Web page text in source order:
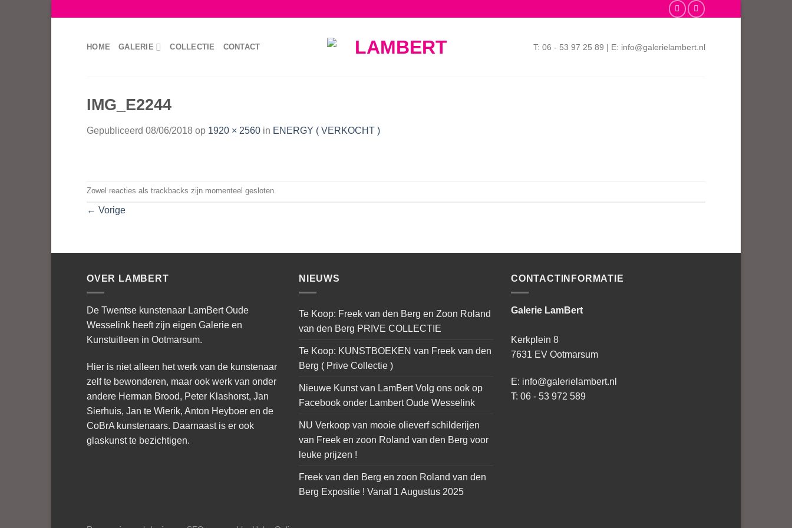
HOME GALERIE COLLECTIE CONTACT T: 06 - 53 97 25 89 | E: info@galerielambert.nl
IMG_E2244
Gepubliceerd 08/06/2018 op 1920 × 2560 in ENERGY ( VERKOCHT )
Zowel reacties als trackbacks zijn momenteel gesloten.
← Vorige
OVER LAMBERT
De Twentse kunstenaar LamBert Oude
Wesselink heeft zijn eigen Galerie en
Kunstuitleen in Ootmarsum.
Hier is niet alleen het werk van de kunstenaar
zelf te bewonderen, maar ook werk van onder
andere Herman Brood, Peter Klashorst, Jan
Sierhuis, Jan te Wierik, Anton Heyboer en de
CoBrA kunstenaars. Daarnaast is er ook
glaskunst te bezichtigen.
NIEUWS
Te Koop: Freek van den Berg en Zoon Roland
van den Berg PRIVE COLLECTIE
Te Koop: KUNSTBOEKEN van Freek van den
Berg ( Prive Collectie )
Nieuwe Kunst van LamBert Volg ons ook op
Facebook onder Lambert Oude Wesselink
NU Verkoop van mooie olieverf schilderijen
van Freek en zoon Roland van den Berg voor
leuke prijzen !
Freek van den Berg en zoon Roland van den
Berg Expositie ! Vanaf 1 Augustus 2025
CONTACTINFORMATIE
Galerie LamBert
Kerkplein 8
7631 EV Ootmarsum
E: info@galerielambert.nl
T: 06 - 53 972 589